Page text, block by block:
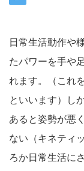
日常生活動作や
たパワーを手や
れます。（これ
といいます）し
あると姿勢が悪
ない（キネティ
ろか日常生活に